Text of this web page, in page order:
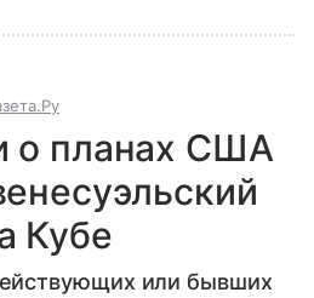
о планах США
Кубе
или бывших